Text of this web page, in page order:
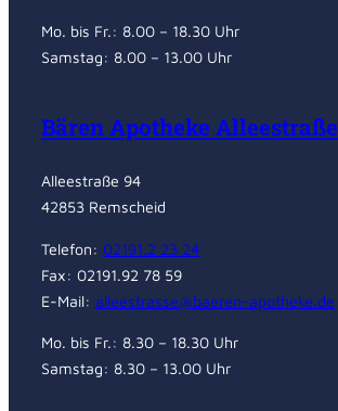
Mo. bis Fr.: 8.00 – 18.30 Uhr
Samstag: 8.00 – 13.00 Uhr
Bären Apotheke Alleestraße
Alleestraße 94
42853 Remscheid
Telefon: 02191.2 23 24
Fax: 02191.92 78 59
E-Mail: alleestrasse@baeren-apotheke.de
Mo. bis Fr.: 8.30 – 18.30 Uhr
Samstag: 8.30 – 13.00 Uhr